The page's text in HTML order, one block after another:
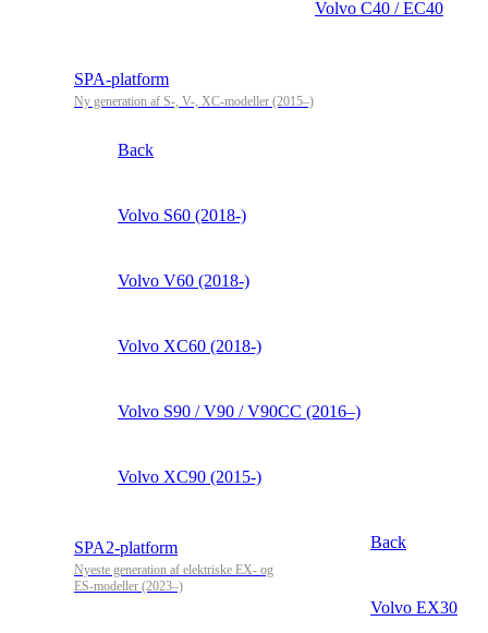
Volvo C40 / EC40
SPA-platform
Ny generation af S-, V-, XC-modeller (2015–)
Back
Volvo S60 (2018-)
Volvo V60 (2018-)
Volvo XC60 (2018-)
Volvo S90 / V90 / V90CC (2016–)
Volvo XC90 (2015-)
SPA2-platform
Nyeste generation af elektriske EX- og
ES-modeller (2023–)
Back
Volvo EX30